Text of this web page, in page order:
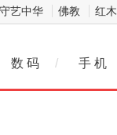
守艺中华 佛教 红木
数 码 / 手 机